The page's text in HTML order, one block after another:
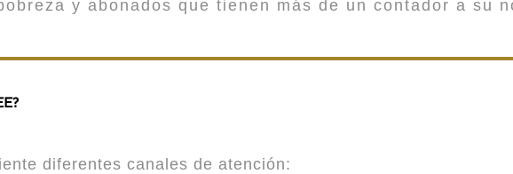
y abonados que tienen más de un contador a su
diferentes canales de atención: